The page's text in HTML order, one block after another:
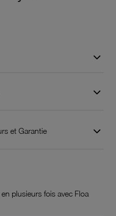
et Garantie
plusieurs fois avec Floa